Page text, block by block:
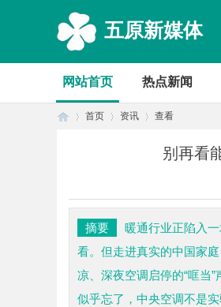
五原新媒体
网站首页 热点新闻
首页 资讯 查看
别再看
摘要
暖通行业正陷入
看。但走进真实的中国家
凉、深夜空调启停的“哐当
似乎忘了，中央空调不是